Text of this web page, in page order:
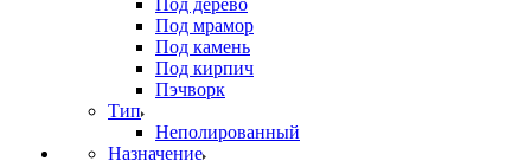
Под дерево
Под мрамор
Под камень
Под кирпич
Пэчворк
Тип
Неполированный
Назначение